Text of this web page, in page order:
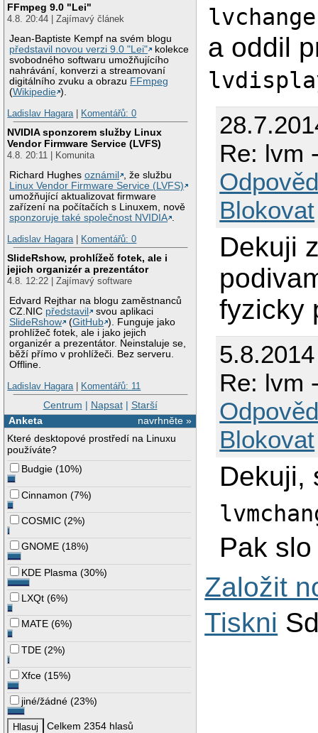
FFmpeg 9.0 "Lei"
4.8. 20:44 | Zajímavý článek
Jean-Baptiste Kempf na svém blogu
představil novou verzi 9.0 "Lei"
kolekce
svobodného softwaru umožňujícího
nahrávání, konverzi a streamovaní
digitálního zvuku a obrazu FFmpeg
(Wikipedie ).
Ladislav Hagara| Komentářů: 0
NVIDIA sponzorem služby Linux
Vendor Firmware Service (LVFS)
4.8. 20:11 | Komunita
Richard Hughesoznámil
, že službu
Linux Vendor Firmware Service (LVFS)
umožňující aktualizovat firmware
zařízení na počítačích s Linuxem, nově
sponzoruje také společnost NVIDIA .
Ladislav Hagara| Komentářů: 0
SlideRshow, prohlížeč fotek, ale i
jejich organizér a prezentátor
4.8. 12:22 | Zajímavý software
Edvard Rejthar na blogu zaměstnanců
CZ.NIC představil
svou aplikaci
SlideRshow
(GitHub ). Funguje jako
prohlížeč fotek, ale i jako jejich
organizér a prezentátor. Neinstaluje se,
běží přímo v prohlížeči. Bez serveru.
Offline.
Ladislav Hagara| Komentářů: 11
Centrum | Napsat| Starší
navrhněte »
Anketa
Které desktopové prostředí na Linuxu
používáte?
Budgie (10%)
Cinnamon (7%)
COSMIC (2%)
GNOME (18%)
KDE Plasma (30%)
LXQt (6%)
MATE (6%)
TDE (2%)
Xfce (15%)
jiné/žádné (23%)
Celkem 2354 hlasů
a oddil
Re: lvm
Blokovat
Dekuji
fyzicky
Re: lvm
Blokovat
Dekuji,
Pak
Založit
Tiskni